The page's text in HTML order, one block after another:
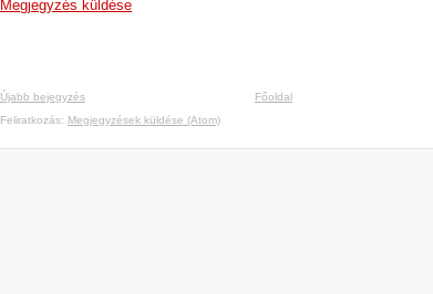
Megjegyzés küldése
Újabb bejegyzés
Főoldal
Feliratkozás: Megjegyzések küldése (Atom)